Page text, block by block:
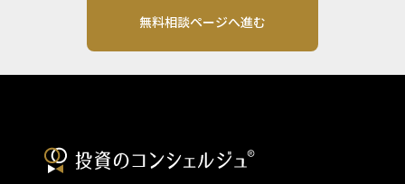
無料相談ページへ進む